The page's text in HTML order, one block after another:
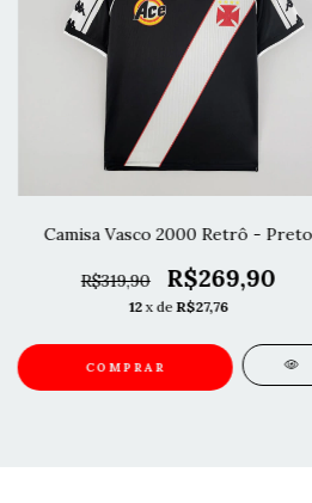
Camisa Vasco 2000 Retrô - Preto
R$319,90 R$269,90
12 x deR$27,76
COMPRAR